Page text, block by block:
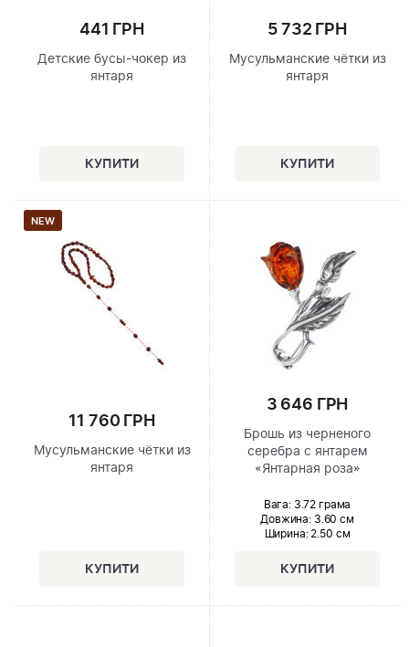
441 ГРН
Детские бусы-чокер из
янтаря
5 732 ГРН
Мусульманские чётки из
янтаря
NEW
11 760 ГРН
Мусульманские чётки из
янтаря
3 646 ГРН
Брошь из черненого
серебра с янтарем
«Янтарная роза»
Вага: 3.72 грама
Довжина: 3.60 см
Ширина: 2.50 см